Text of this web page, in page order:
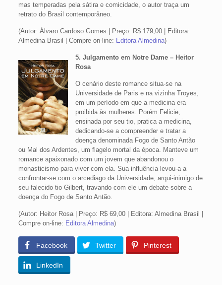
mas temperadas pela sátira e comicidade, o autor traça um
retrato do Brasil contemporâneo.
(Autor: Álvaro Cardoso Gomes | Preço: R$ 179,00 | Editora:
Almedina Brasil | Compre on-line: Editora Almedina)
5. Julgamento em Notre Dame – Heitor
Rosa
O cenário deste romance situa-se na
Universidade de Paris e na vizinha Troyes,
em um período em que a medicina era
proibida às mulheres. Porém Felicie,
ensinada por seu tio, pratica a medicina,
dedicando-se a compreender e tratar a
doença denominada Fogo de Santo Antão
ou Mal dos Ardentes, um flagelo mortal da época. Manteve um
romance apaixonado com um jovem que abandonou o
monasticismo para viver com ela. Sua influência levou-a a
confrontar-se com o arcediago da Universidade, arqui-inimigo de
seu falecido tio Gilbert, travando com ele um debate sobre a
doença do Fogo de Santo Antão.
(Autor: Heitor Rosa | Preço: R$ 69,00 | Editora: Almedina Brasil |
Compre on-line: Editora Almedina)
Facebook Twitter Pinterest
LinkedIn